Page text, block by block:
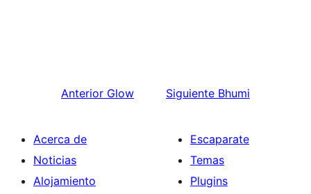
Anterior Glow Siguiente Bhumi
Acerca de
Noticias
Alojamiento
Escaparate
Temas
Plugins